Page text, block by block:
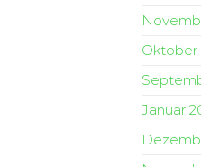
Oktober
Januar